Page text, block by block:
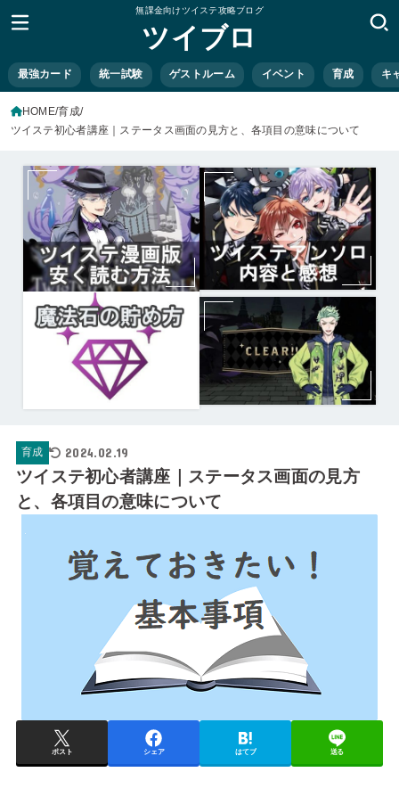
無課金向けツイステ攻略ブログ
ツイブロ
最強カード 統一試験 ゲストルーム イベント 育成 キ
HOME 育成
ツイステ初心者講座｜ステータス画面の見方と、各項目の意味について
育成 2024.02.19
ツイステ初心者講座｜ステータス画面の見方
と、各項目の意味について
ポスト シェア はてブ 送る